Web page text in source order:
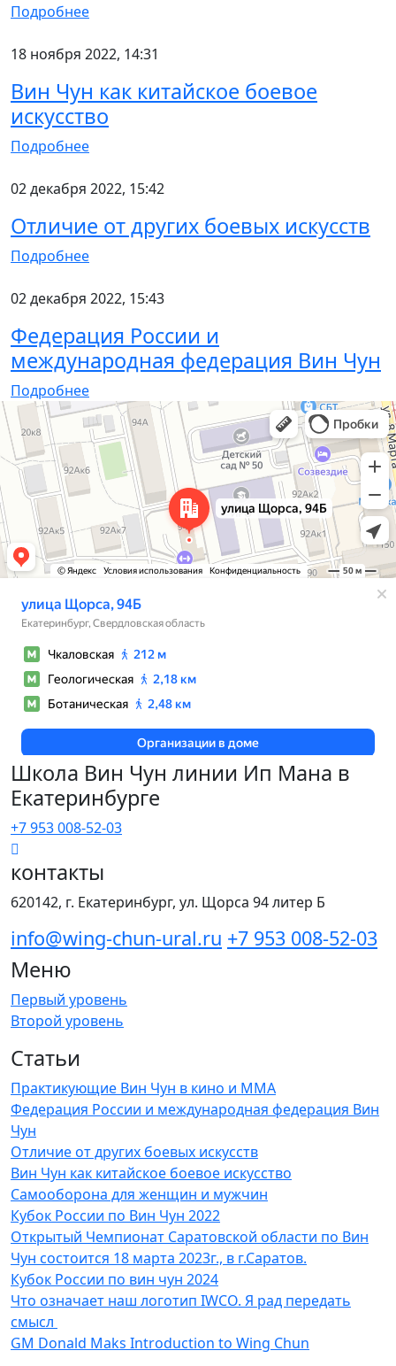
Подробнее
18 ноября 2022, 14:31
Вин Чун как китайское боевое
искусство
Подробнее
02 декабря 2022, 15:42
Отличие от других боевых искусств
Подробнее
02 декабря 2022, 15:43
Федерация России и
международная федерация Вин Чун
Подробнее
Екатеринбург
Яндекс Карты — транспорт, навигация, поиск мест
Школа Вин Чун линии Ип Мана в
Екатеринбурге
+7 953 008-52-03
контакты
620142, г. Екатеринбург, ул. Щорса 94 литер Б
info@wing-chun-ural.ru +7 953 008-52-03
Меню
Первый уровень
Второй уровень
Статьи
Практикующие Вин Чун в кино и MMA
Федерация России и международная федерация Вин
Чун
Отличие от других боевых искусств
Вин Чун как китайское боевое искусство
Самооборона для женщин и мужчин
Кубок России по Вин Чун 2022
Открытый Чемпионат Саратовской области по Вин
Чун состоится 18 марта 2023г., в г.Саратов.
Кубок России по вин чун 2024
Что означает наш логотип IWCO. Я рад передать
смысл
GM Donald Maks Introduction to Wing Chun